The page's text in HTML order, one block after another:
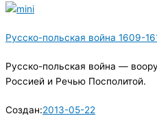
Русско-польская война 1609-
Русско-польская война —
Россией и Речью Посполитой.
Создан:2013-05-22